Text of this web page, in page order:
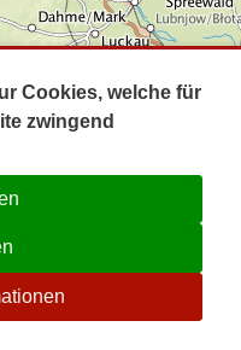
☉
Cookies, welche für
zwingend